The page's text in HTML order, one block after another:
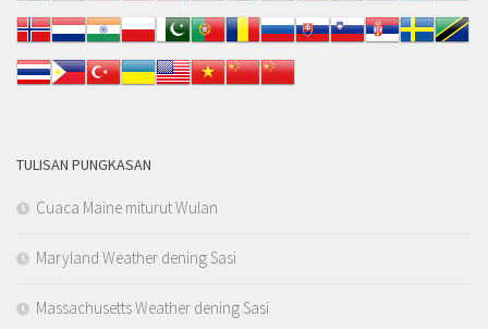
TULISAN PUNGKASAN
Cuaca Maine miturut Wulan
Maryland Weather dening Sasi
Massachusetts Weather dening Sasi